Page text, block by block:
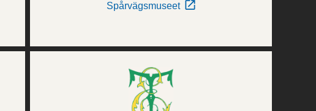
Spårvägsmuseet